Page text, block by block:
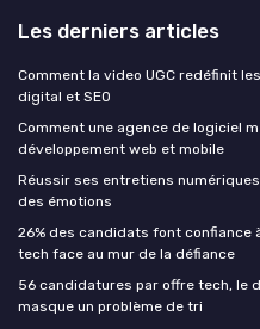
Les derniers articles
Comment la video UGC redéfinit
digital et SEO
Comment une agence de logiciel
développement web et mobile
Réussir ses entretiens
des émotions
26% des candidats font confiance
tech face au mur de la défiance
56 candidatures par offre tech, le
masque un problème de tri